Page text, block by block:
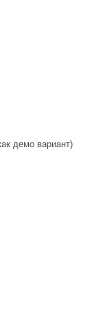
демо вариант)